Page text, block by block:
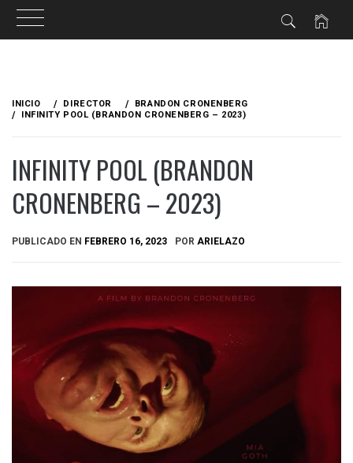
contenido
INICIO DIRECTOR
BRANDON CRONENBERG
INFINITY POOL (BRANDON CRONENBERG – 2023)
INFINITY POOL (BRANDON
CRONENBERG – 2023)
PUBLICADO EN FEBRERO 16, 2023 POR ARIELAZO